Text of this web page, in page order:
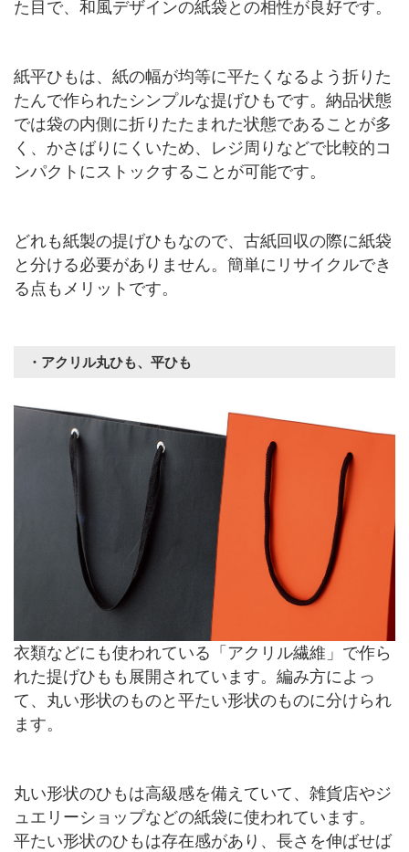
た目で、和風デザインの紙袋との相性が良好です。
紙平ひもは、紙の幅が均等に平たくなるよう折りた
たんで作られたシンプルな提げひもです。納品状態
では袋の内側に折りたたまれた状態であることが多
く、かさばりにくいため、レジ周りなどで比較的コ
ンパクトにストックすることが可能です。
どれも紙製の提げひもなので、古紙回収の際に紙袋
と分ける必要がありません。簡単にリサイクルでき
る点もメリットです。
・アクリル丸ひも、平ひも
衣類などにも使われている「アクリル繊維」で作ら
れた提げひもも展開されています。編み方によっ
て、丸い形状のものと平たい形状のものに分けられ
ます。
丸い形状のひもは高級感を備えていて、雑貨店やジ
ュエリーショップなどの紙袋に使われています。
平たい形状のひもは存在感があり、長さを伸ばせば